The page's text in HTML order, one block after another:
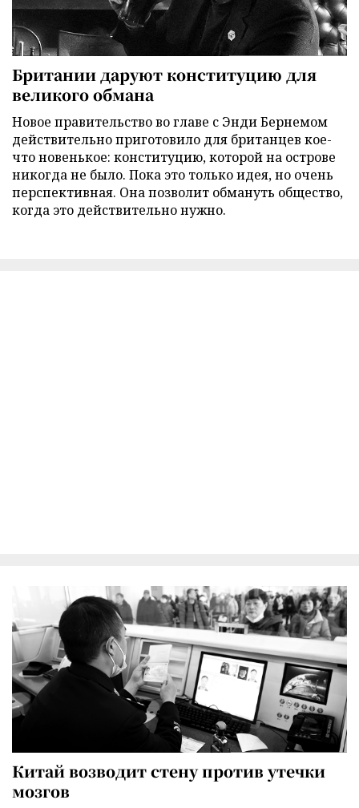
Британии даруют конституцию для
великого обмана
Новое правительство во главе с Энди Бернемом
действительно приготовило для британцев кое-
что новенькое: конституцию, которой на острове
никогда не было. Пока это только идея, но очень
перспективная. Она позволит обмануть общество,
когда это действительно нужно.
Китай возводит стену против утечки
мозгов